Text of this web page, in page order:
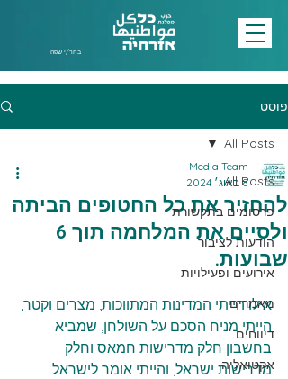
בחר/י שפה
פוסט
All Posts
פרסומים בתקשורת
הודעות לציבור
אירועים ופעילויות
מאמרים
דיווחים
אקטואליה
All Posts
להחזיר את כל החטופים הביתה
ולסיים את המלחמה תוך 6
שבועות.
Media Team
8 באוג׳ 2024
אילו הייתי המדינות המתווכות, מצרים וקטר,
הייתי מניח הסכם על השולחן, שמביא
בחשבון חלק מדרישות חמאס וחלק
מדרישות ישראל, והייתי אומר לישראל